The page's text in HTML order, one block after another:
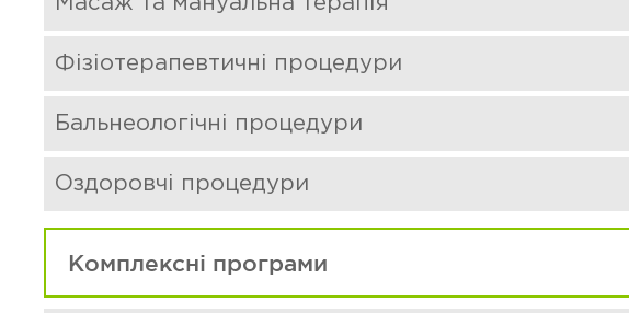
Фізіотерапевтичні процедури
Бальнеологічні процедури
Оздоровчі процедури
Комплексні програми